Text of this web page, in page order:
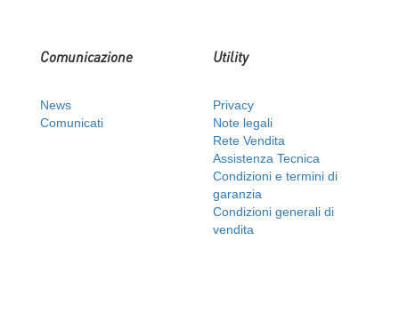
Comunicazione
News
Comunicati
Utility
Privacy
Note legali
Rete Vendita
Assistenza Tecnica
Condizioni e termini di
garanzia
Condizioni generali di
vendita